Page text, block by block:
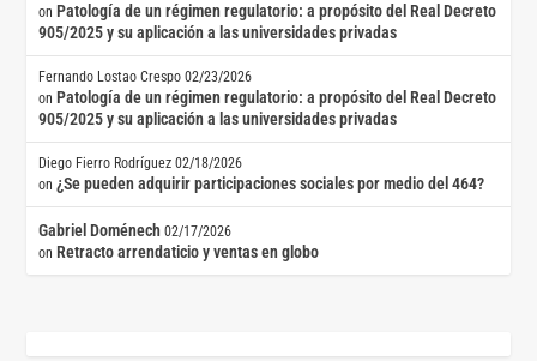
on Patología de un régimen regulatorio: a propósito del Real Decreto
905/2025 y su aplicación a las universidades privadas
Fernando Lostao Crespo 02/23/2026
on Patología de un régimen regulatorio: a propósito del Real Decreto
905/2025 y su aplicación a las universidades privadas
Diego Fierro Rodríguez 02/18/2026
on¿Se pueden adquirir participaciones sociales por medio del 464?
Gabriel Doménech 02/17/2026
on Retracto arrendaticio y ventas en globo